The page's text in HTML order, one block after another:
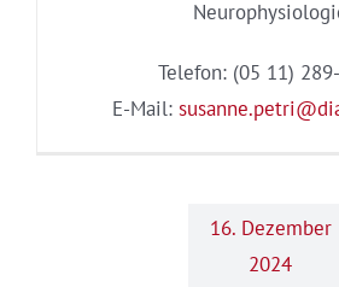
Telefon: (05 11)
E-Mail:
16. Dezember
2024